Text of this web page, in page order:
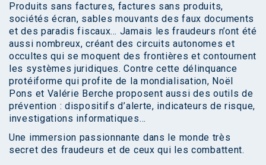
Produits sans factures, factures sans produits,
sociétés écran, sables mouvants des faux documents
et des paradis fiscaux… Jamais les fraudeurs n’ont été
aussi nombreux, créant des circuits autonomes et
occultes qui se moquent des frontières et contournent
les systèmes juridiques. Contre cette délinquance
protéiforme qui profite de la mondialisation, Noël
Pons et Valérie Berche proposent aussi des outils de
prévention : dispositifs d’alerte, indicateurs de risque,
investigations informatiques…
Une immersion passionnante dans le monde très
secret des fraudeurs et de ceux qui les combattent.